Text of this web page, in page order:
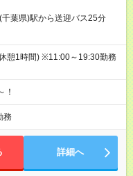
千葉県)駅から送迎バス25分
憩1時間) ※11:00～19:30勤務
！
務
詳細へ